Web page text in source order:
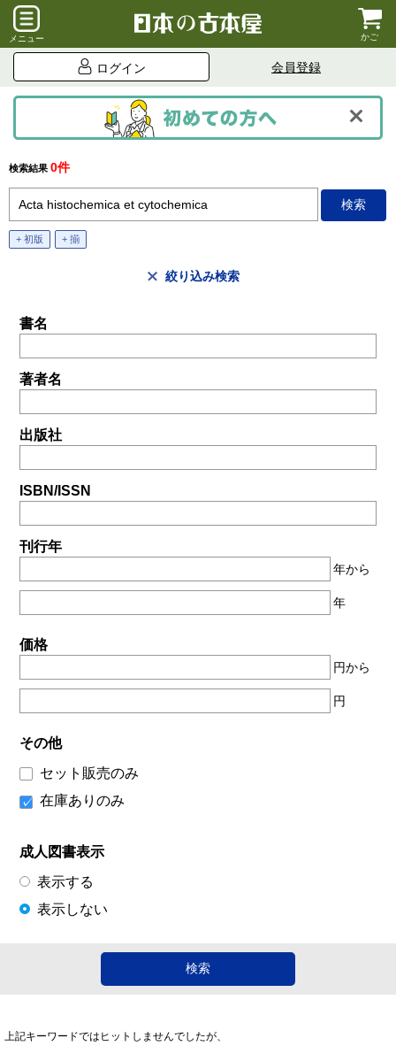
メニュー かご
ログイン 会員登録
検索結果 0件
+ 初版 + 揃
絞り込み検索
書名
著者名
出版社
ISBN/ISSN
刊行年
年から
年
価格
円から
円
その他
セット販売のみ
在庫ありのみ
成人図書表示
表示する
表示しない
上記キーワードではヒットしませんでしたが、